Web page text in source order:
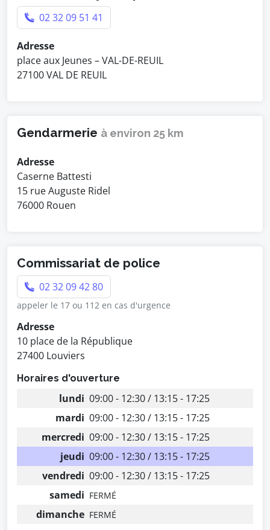
02 32 09 51 41
Adresse
place aux Jeunes – VAL-DE-REUIL
27100 VAL DE REUIL
Gendarmerie à environ 25 km
Adresse
Caserne Battesti
15 rue Auguste Ridel
76000 Rouen
Commissariat de police
02 32 09 42 80
appeler le 17 ou 112 en cas d'urgence
Adresse
10 place de la République
27400 Louviers
Horaires d'ouverture
lundi 09:00 - 12:30 / 13:15 - 17:25
mardi 09:00 - 12:30 / 13:15 - 17:25
mercredi 09:00 - 12:30 / 13:15 - 17:25
jeudi 09:00 - 12:30 / 13:15 - 17:25
vendredi 09:00 - 12:30 / 13:15 - 17:25
samedi FERMÉ
dimanche FERMÉ